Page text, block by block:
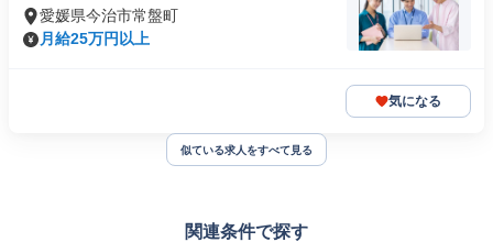
愛媛県今治市常盤町
月給25万円以上
気になる
似ている求人をすべて見る
関連条件で探す